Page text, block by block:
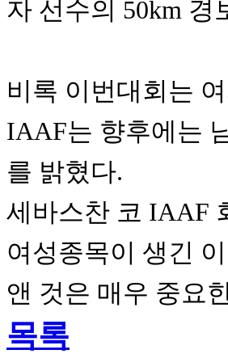
자 선수의 50km 경
비록 이번대회는
IAAF는 향후에는
를 밝혔다.
세바스찬 코 IAAF
여성종목이 생긴
앤 것은 매우 중요
목록